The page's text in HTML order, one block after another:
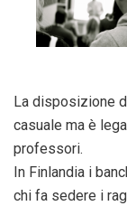
La disposizione
casuale ma è
professori.
In Finlandia i
chi fa sedere i